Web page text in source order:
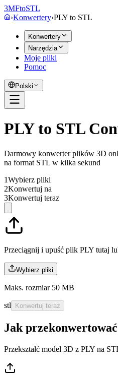
3MFtoSTL
›Konwertery›PLY to STL
Konwertery
Narzędzia
Moje pliki
Pomoc
Polski
PLY to STL
Darmowy konwerter plików 3D
na format STL w kilka sekund
1Wybierz pliki
2Konwertuj na
3Konwertuj teraz
Przeciągnij i upuść plik PLY tutaj
Wybierz pliki
Maks. rozmiar 50 MB
stl Konwertuj teraz
Jak
Przekształć model 3D z PLY na